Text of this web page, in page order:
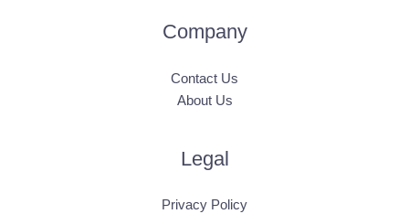
Company
Contact Us
About Us
Legal
Privacy Policy